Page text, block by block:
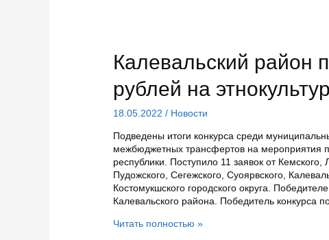
Калевальский район
рублей на
18.05.2022 / Новости
Подведены итоги конкурса среди
межбюджетных трансфертов на мероприятия
республики. Поступило 11 заявок от Кемского,
Пудожского, Сегежского, Суоярвского,
Костомукшского городского округа.
Калевальского района. Победитель конкурса
Калевальский
Читать полностью »